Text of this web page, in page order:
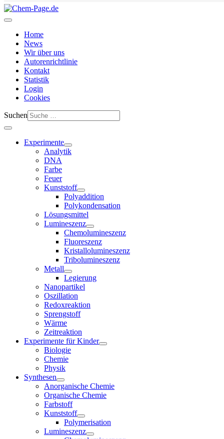
Home
News
Wir über uns
Autorenrichtlinie
Kontakt
Statistik
Login
Cookies
Suchen
Experimente
Analytik
DNA
Farbe
Feuer
Kunststoff
Polyaddition
Polykondensation
Lösungsmittel
Lumineszenz
Chemolumineszenz
Fluoreszenz
Kristallolumineszenz
Tribolumineszenz
Metall
Legierung
Nanopartikel
Oszillation
Redoxreaktion
Sprengstoff
Wärme
Zeitreaktion
Experimente für Kinder
Biologie
Chemie
Physik
Synthesen
Anorganische Chemie
Organische Chemie
Farbstoff
Kunststoff
Polymerisation
Lumineszenz